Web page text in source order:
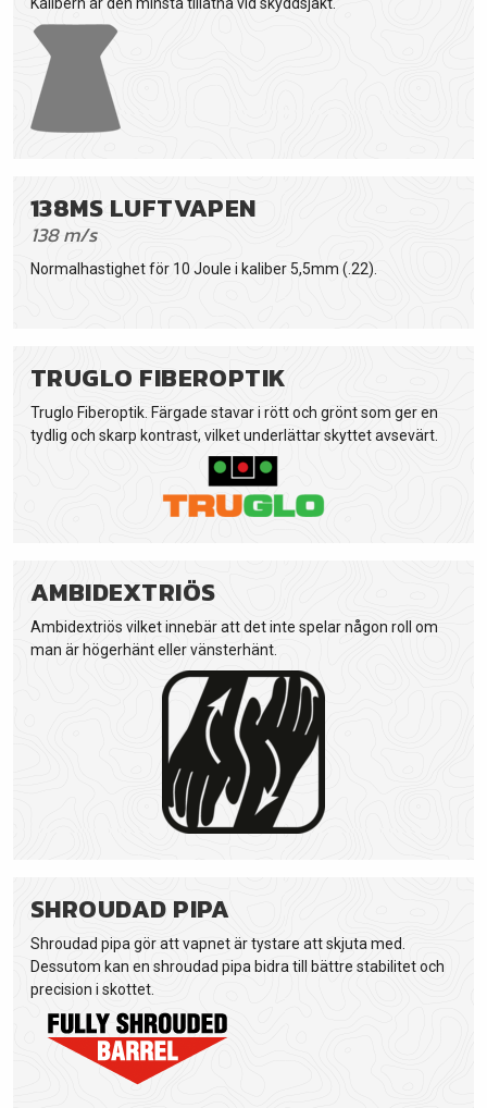
138MS LUFTVAPEN
138 m/s
Normalhastighet för 10 Joule i kaliber 5,5mm (.22).
TRUGLO FIBEROPTIK
Truglo Fiberoptik. Färgade stavar i rött och grönt som ger en
tydlig och skarp kontrast, vilket underlättar skyttet avsevärt.
AMBIDEXTRIÖS
Ambidextriös vilket innebär att det inte spelar någon roll om
man är högerhänt eller vänsterhänt.
SHROUDAD PIPA
Shroudad pipa gör att vapnet är tystare att skjuta med.
Dessutom kan en shroudad pipa bidra till bättre stabilitet och
precision i skottet.